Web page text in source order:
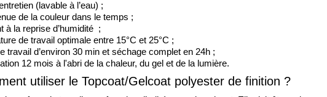
(lavable à l’eau) ;
de la couleur dans le temps ;
à la reprise d’humidité  ;
de travail optimale entre 15°C et 25°C ;
travail d’environ 30 min et séchage complet en 24h ;
12 mois à l'abri de la chaleur, du gel et de la lumière.
utiliser le Topcoat/Gelcoat polyester de finition ?